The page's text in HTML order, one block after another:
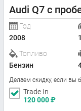
Audi Q7 с
Год
2008
Топливо
Бензин
Делаем скидку, если вы
Trade In
120 000₽